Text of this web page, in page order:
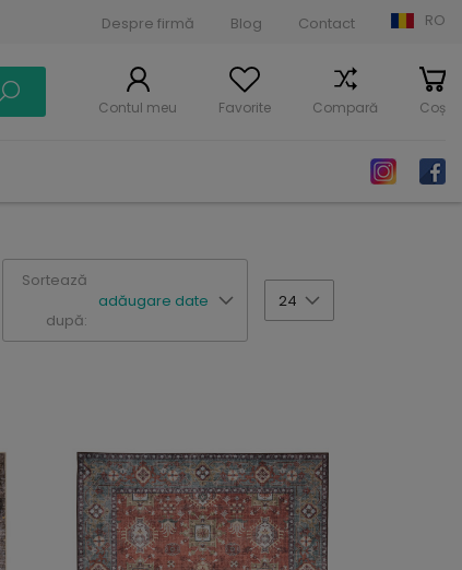
Despre firmă Blog Contact RO
Contul meu Favorite Compară Coș
Sortează
după:
adăugare date 24